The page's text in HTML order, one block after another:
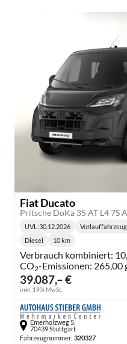
Fiat Ducato
Pritsche DoKa 35 AT L4 7S
39.087,– €
inkl. 19% MwSt.
Lieferzeit:
UVL :30.12.2026 Vorlauffahrzeug
Kraftstoff:
Diesel
Kilometerstand:
10 km
Verbrauch kombiniert:
CO2-Emissionen: 265,00
Emerholzweg 5,
70439 Stuttgart
Fahrzeugnummer: 320327